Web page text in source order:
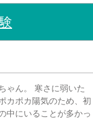
ゃん。 寒さに弱いた
カポカ陽気のため、初
中にいることが多かっ